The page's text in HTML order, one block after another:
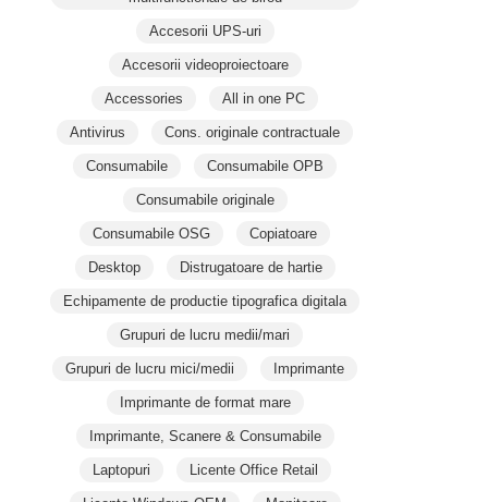
Accesorii UPS-uri
Accesorii videoproiectoare
Accessories All in one PC
Antivirus Cons. originale contractuale
Consumabile Consumabile OPB
Consumabile originale
Consumabile OSG Copiatoare
Desktop Distrugatoare de hartie
Echipamente de productie tipografica digitala
Grupuri de lucru medii/mari
Grupuri de lucru mici/medii Imprimante
Imprimante de format mare
Imprimante, Scanere & Consumabile
Laptopuri Licente Office Retail